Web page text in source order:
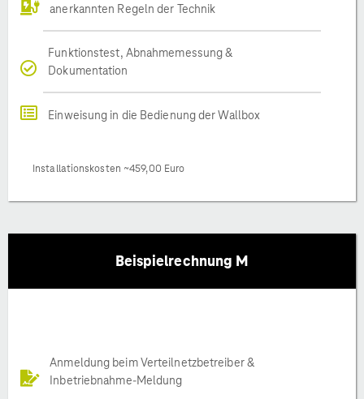
anerkannten Regeln der Technik
Funktionstest, Abnahmemessung &
Dokumentation
Einweisung in die Bedienung der Wallbox
Installationskosten ~459,00 Euro
Beispielrechnung M
Anmeldung beim Verteilnetzbetreiber &
Inbetriebnahme-Meldung